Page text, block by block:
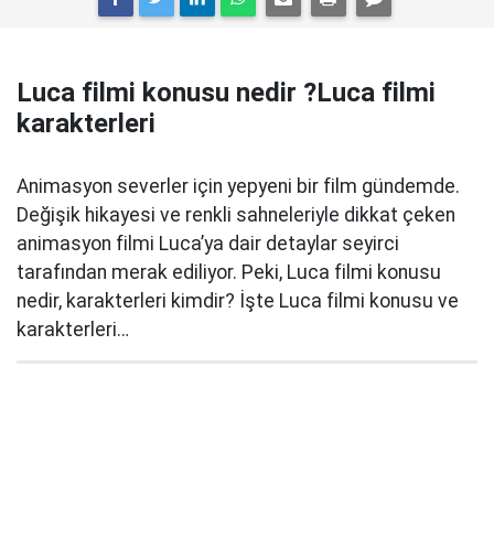
Luca filmi konusu nedir ?Luca filmi
karakterleri
Animasyon severler için yepyeni bir film gündemde.
Değişik hikayesi ve renkli sahneleriyle dikkat çeken
animasyon filmi Luca’ya dair detaylar seyirci
tarafından merak ediliyor. Peki, Luca filmi konusu
nedir, karakterleri kimdir? İşte Luca filmi konusu ve
karakterleri…